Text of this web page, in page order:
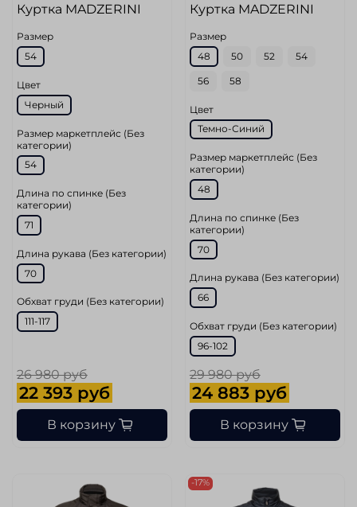
Куртка MADZERINI
Размер
54
Цвет
Черный
Размер маркетплейс (Без
категории)
54
Длина по спинке (Без
категории)
71
Длина рукава (Без категории)
70
Обхват груди (Без категории)
111-117
26 980 руб
22 393 руб
В корзину
Куртка MADZERINI
Размер
48
50 52 54
56 58
Цвет
Темно-Синий
Размер маркетплейс (Без
категории)
48
Длина по спинке (Без
категории)
70
Длина рукава (Без категории)
66
Обхват груди (Без категории)
96-102
29 980 руб
24 883 руб
В корзину
-17%